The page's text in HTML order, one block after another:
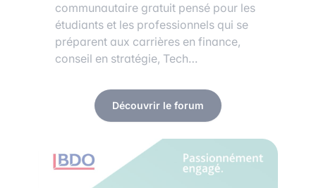
communautaire gratuit pensé pour les
étudiants et les professionnels qui se
préparent aux carrières en finance,
conseil en stratégie, Tech…
Découvrir le forum